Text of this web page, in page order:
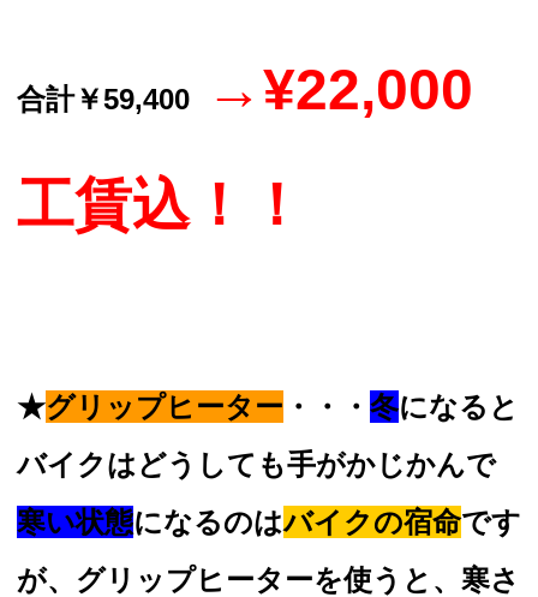
合計￥59,400
→¥22,000
工賃込！！
★グリップヒーター ・・・ 冬になると
バイクはどうしても手がかじかんで
寒い状態になるのはバイクの宿命です
が、グリップヒーターを使うと、寒さ